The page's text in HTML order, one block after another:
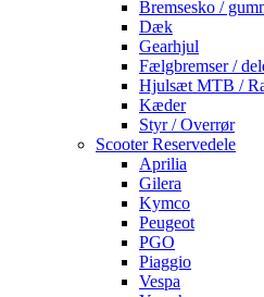
Bremsesko /
Dæk
Gearhjul
Fælgbremser /
Hjulsæt MTB /
Kæder
Styr / Overrør
Scooter Reservedele
Aprilia
Gilera
Kymco
Peugeot
PGO
Piaggio
Vespa